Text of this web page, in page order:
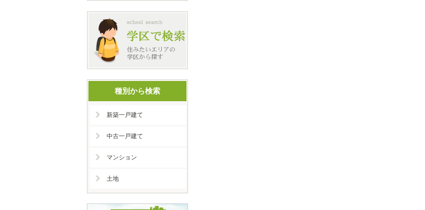
種別から検索
新築一戸建て
中古一戸建て
マンション
土地